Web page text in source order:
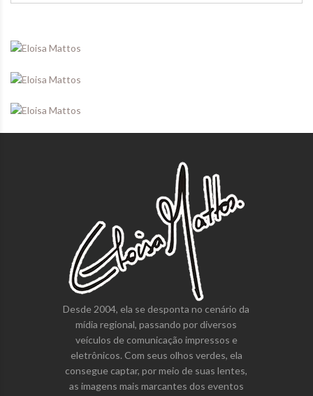
Desde 2004, ela se desponta no cenário da
mídia regional, passando por diversos
veículos de comunicação impressos e
eletrônicos. Com seus olhos verdes, ela
consegue captar, por meio de suas lentes,
as imagens mais marcantes dos eventos